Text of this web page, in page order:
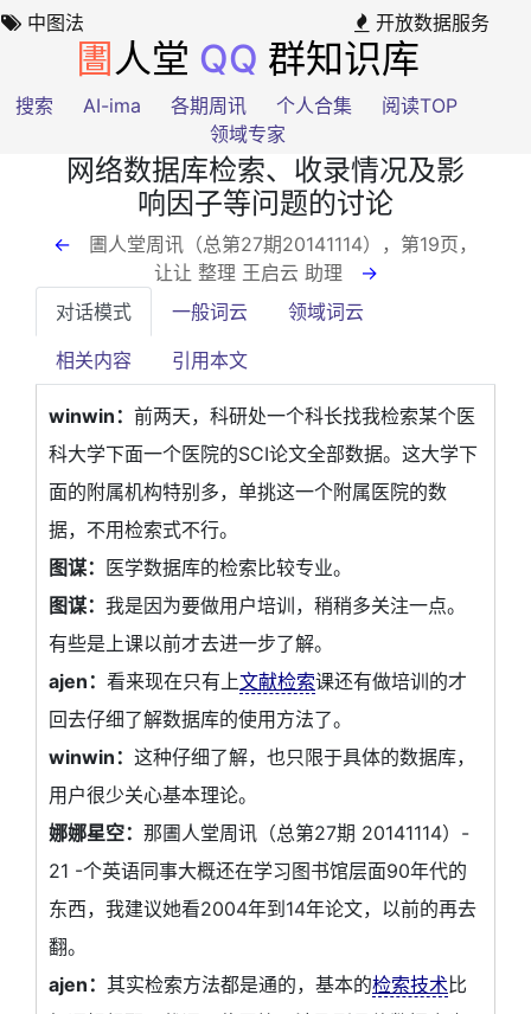
中图法 开放数据服务
圕 人堂 QQ 群知识库
搜索 AI-ima 各期周讯 个人合集
阅读TOP
领域专家
网络数据库检索、收录情况及影
响因子等问题的讨论
← 圕人堂周讯（总第27期20141114），第19页 ，
让让 整理 王启云 助理
→
对话模式
一般词云 领域词云
相关内容 引用本文
winwin： 前两天，科研处一个科长找我检索某个医
科大学下面一个医院的SCI论文全部数据。这大学下
面的附属机构特别多，单挑这一个附属医院的数
据，不用检索式不行。
图谋： 医学数据库的检索比较专业。
图谋： 我是因为要做用户培训，稍稍多关注一点。
有些是上课以前才去进一步了解。
ajen： 看来现在只有上文献检索课还有做培训的才
回去仔细了解数据库的使用方法了。
winwin： 这种仔细了解，也只限于具体的数据库，
用户很少关心基本理论。
娜娜星空： 那圕人堂周讯（总第27期 20141114）-
21 -个英语同事大概还在学习图书馆层面90年代的
东西，我建议她看2004年到14年论文，以前的再去
翻。
ajen： 其实检索方法都是通的，基本的检索技术比